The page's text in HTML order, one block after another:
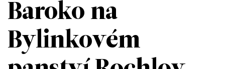
Baroko na
Bylinkovém